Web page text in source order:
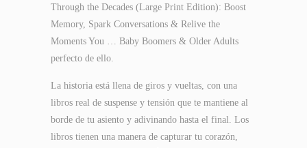
Through the Decades (Large Print Edition): Boost
Memory, Spark Conversations & Relive the
Moments You … Baby Boomers & Older Adults
perfecto de ello.
La historia está llena de giros y vueltas, con una
libros real de suspense y tensión que te mantiene al
borde de tu asiento y adivinando hasta el final. Los
libros tienen una manera de capturar tu corazón,